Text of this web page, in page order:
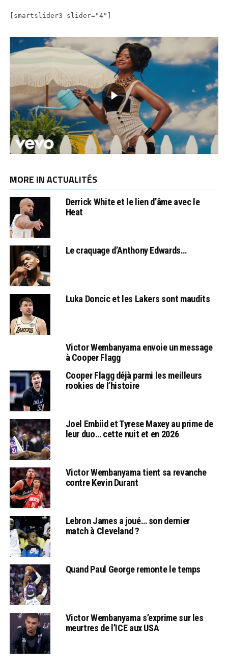
[smartslider3 slider="4"]
MORE IN ACTUALITÉS
Derrick White et le lien d’âme avec le
Heat
Le craquage d’Anthony Edwards…
Luka Doncic et les Lakers sont maudits
Victor Wembanyama envoie un message
à Cooper Flagg
Cooper Flagg déjà parmi les meilleurs
rookies de l’histoire
Joel Embiid et Tyrese Maxey au prime de
leur duo… cette nuit et en 2026
Victor Wembanyama tient sa revanche
contre Kevin Durant
Lebron James a joué… son dernier
match à Cleveland ?
Quand Paul George remonte le temps
Victor Wembanyama s’exprime sur les
meurtres de l’ICE aux USA